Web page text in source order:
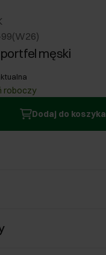
99(W26)
męski
roboczy
Dodaj do koszyka